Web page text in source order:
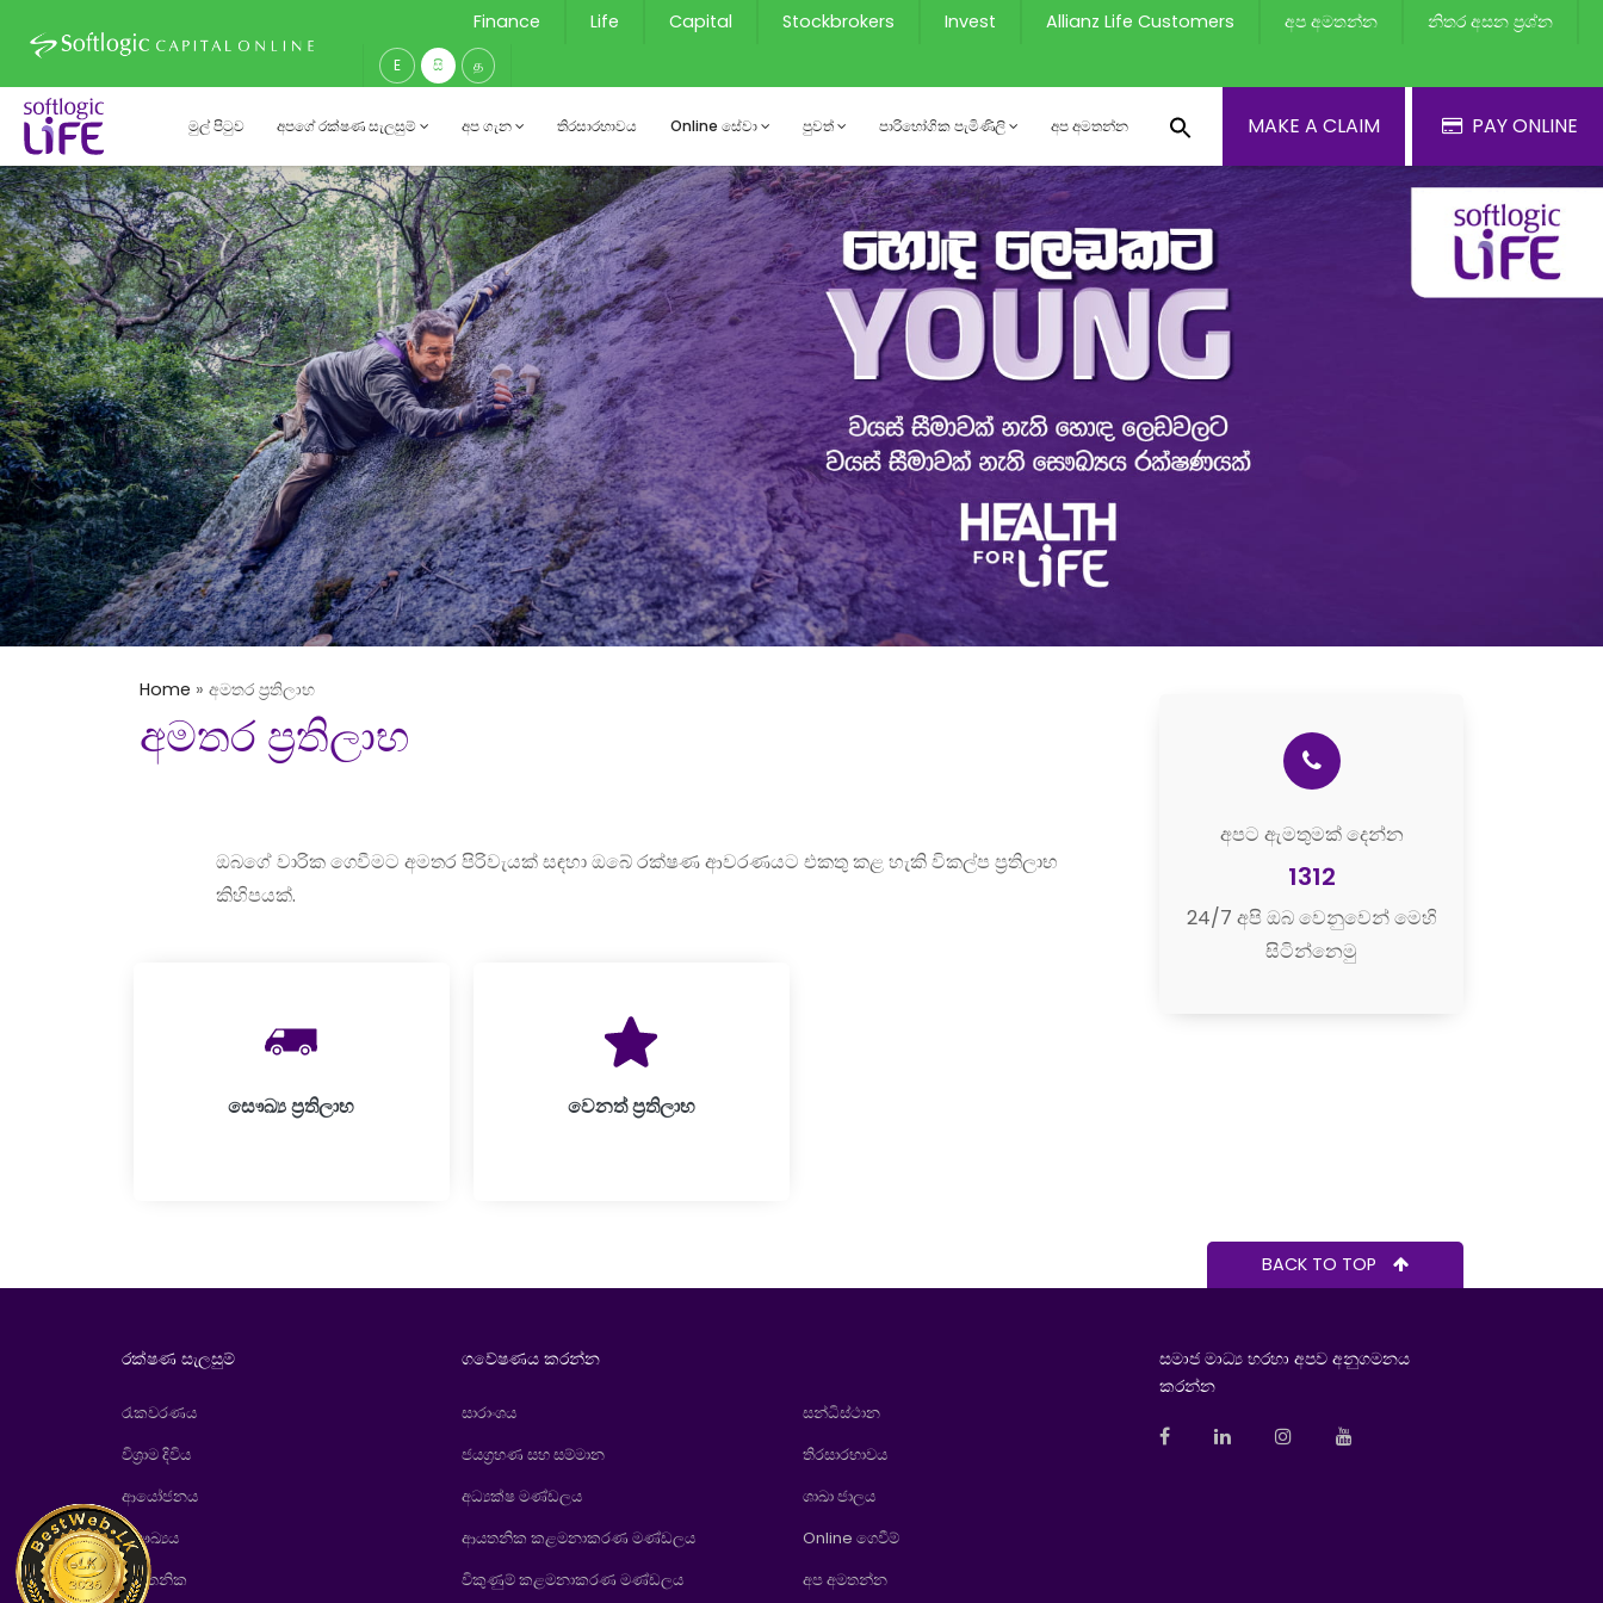
Finance Life Capital Stockbrokers Invest Allianz Life Customers අප අමතන්න නිතර අසන ප්‍රශ්න
E සි த
මුල් පිටුව අපගේ රක්ෂණ සැලසුම් අප ගැන තිරසාරභාවය Online සේවා පුවත් පාරිභෝගික පැමිණිලි අප අමතන්න MAKE A CLAIM PAY ONLINE
Home » අමතර ප‍්‍රතිලාභ
අමතර ප‍්‍රතිලාභ
ඔබගේ වාරික ගෙවීමට අමතර පිරිවැයක් සඳහා ඔබේ රක්ෂණ ආවරණයට එකතු කළ හැකි විකල්ප ප‍්‍රතිලාභ
කිහිපයක්.
සෞඛ්‍ය ප‍්‍රතිලාභ වෙනත් ප‍්‍රතිලාභ
අපට ඇමතුමක් දෙන්න
1312
24/7 අපි ඔබ වෙනුවෙන් මෙහි
සිටින්නෙමු
BACK TO TOP
රක්ෂණ සැලසුම්
රැකවරණය
විශ‍්‍රාම දිවිය
ආයෝජනය
සෞඛ්‍යය
ආයතනික
ගවේෂණය කරන්න
සාරාංශය
ජයග‍්‍රහණ සහ සම්මාන
අධ්‍යක්ෂ මණ්ඩලය
ආයතනික කළමනාකරණ මණ්ඩලය
විකුණුම් කළමනාකරණ මණ්ඩලය
සන්ධිස්ථාන
තිරසාරභාවය
ශාඛා ජාලය
Online ගෙවීම්
අප අමතන්න
සමාජ මාධ්‍ය හරහා අපව අනුගමනය
කරන්න